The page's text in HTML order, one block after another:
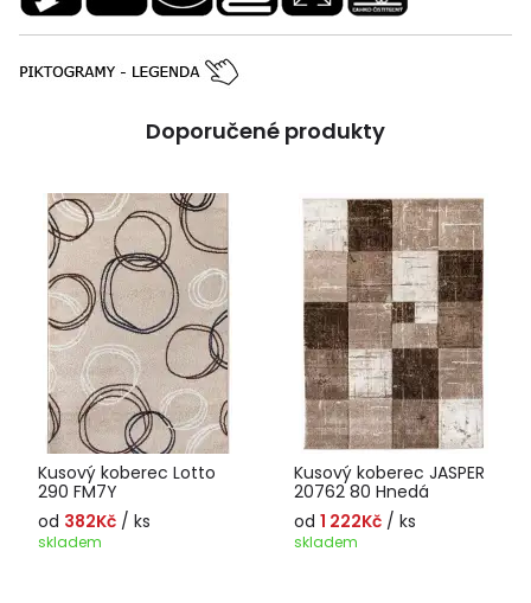
Doporučené produkty
Kusový koberec Lotto
290 FM7Y
od 382Kč / ks
skladem
Kusový koberec JASPER
20762 80 Hnedá
od 1 222Kč / ks
skladem